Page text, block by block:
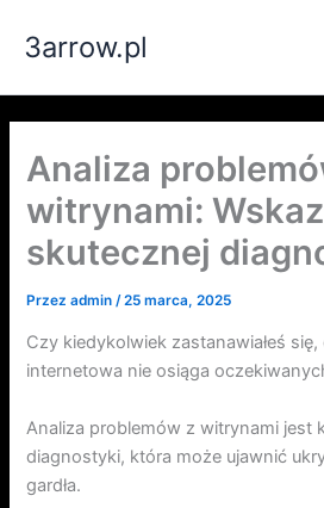
3arrow.pl
Analiza
witrynami:
skutecznej
Przezadmin /25 marca, 2025
Czy kiedykolwiek zastanawiałeś
internetowa nie osiąga
Analiza problemów z witrynami jest
diagnostyki, która może ujawnić
gardła.